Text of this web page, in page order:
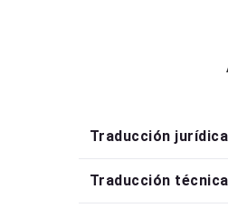
Traducción jurídica
Traducción técnica